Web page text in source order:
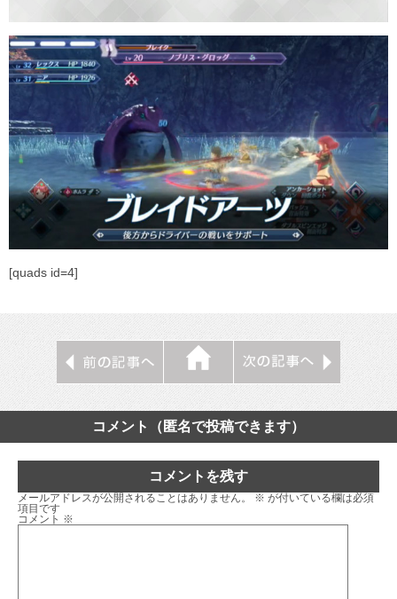
[quads id=4]
コメント（匿名で投稿できます）
コメントを残す
メールアドレスが公開されることはありません。 ※ が付いている欄は必須
項目です
コメント ※